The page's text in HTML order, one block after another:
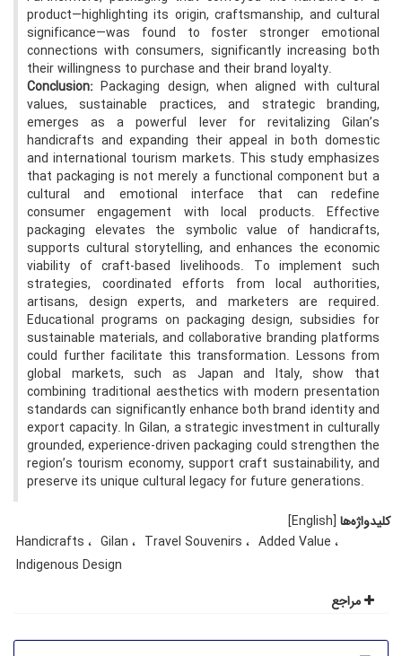
product—highlighting its origin, craftsmanship, and cultural
significance—was found to foster stronger emotional
connections with consumers, significantly increasing both
their willingness to purchase and their brand loyalty.
Conclusion:Packaging design, when aligned with cultural
values, sustainable practices, and strategic branding,
emerges as a powerful lever for revitalizing Gilan’s
handicrafts and expanding their appeal in both domestic
and international tourism markets. This study emphasizes
that packaging is not merely a functional component but a
cultural and emotional interface that can redefine
consumer engagement with local products. Effective
packaging elevates the symbolic value of handicrafts,
supports cultural storytelling, and enhances the economic
viability of craft-based livelihoods. To implement such
strategies, coordinated efforts from local authorities,
artisans, design experts, and marketers are required.
Educational programs on packaging design, subsidies for
sustainable materials, and collaborative branding platforms
could further facilitate this transformation. Lessons from
global markets, such as Japan and Italy, show that
combining traditional aesthetics with modern presentation
standards can significantly enhance both brand identity and
export capacity. In Gilan, a strategic investment in culturally
grounded, experience-driven packaging could strengthen the
region’s tourism economy, support craft sustainability, and
preserve its unique cultural legacy for future generations.
کلیدواژه‌ها [English]
Handicrafts
Gilan Travel Souvenirs
Added Value
Indigenous Design
مراجع